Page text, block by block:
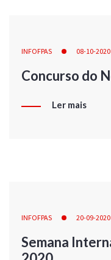
INFOFPAS 08-10-2020
Concurso do
Ler mais
INFOFPAS 20-09-2020
Semana